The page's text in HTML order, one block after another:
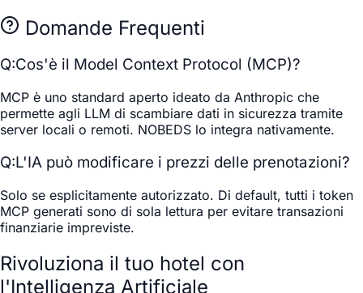
Domande Frequenti
Q:Cos'è il Model Context Protocol (MCP)?
MCP è uno standard aperto ideato da Anthropic che
permette agli LLM di scambiare dati in sicurezza tramite
server locali o remoti. NOBEDS lo integra nativamente.
Q:L'IA può modificare i prezzi delle prenotazioni?
Solo se esplicitamente autorizzato. Di default, tutti i token
MCP generati sono di sola lettura per evitare transazioni
finanziarie impreviste.
Rivoluziona il tuo hotel con
l'Intelligenza Artificiale